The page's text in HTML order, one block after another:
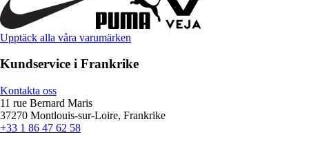
Upptäck alla våra varumärken
Kundservice i Frankrike
Kontakta oss
11 rue Bernard Maris
37270 Montlouis-sur-Loire, Frankrike
+33 1 86 47 62 58